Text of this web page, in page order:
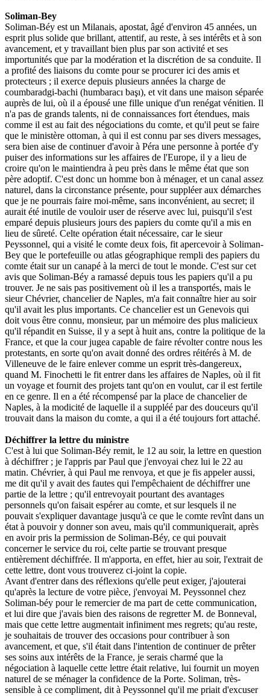
Soliman-Bey
Soliman-Béy est un Milanais, apostat, âgé d'environ 45 années, un
esprit plus solide que brillant, attentif, au reste, à ses intérêts et à son
avancement, et y travaillant bien plus par son activité et ses
importunités que par la modération et la discrétion de sa conduite. Il
a profité des liaisons du comte pour se procurer ici des amis et
protecteurs ; il exerce depuis plusieurs années la charge de
coumbaradgi-bachi (humbaracı başı), et vit dans une maison séparée
auprès de lui, où il a épousé une fille unique d'un renégat vénitien. Il
n'a pas de grands talents, ni de connaissances fort étendues, mais
comme il est au fait des négociations du comte, et qu'il peut se faire
que le ministère ottoman, à qui il est connu par ses divers messages,
sera bien aise de continuer d'avoir à Péra une personne à portée d'y
puiser des informations sur les affaires de l'Europe, il y a lieu de
croire qu'on le maintiendra à peu près dans le même état que son
père adoptif. C'est donc un homme bon à ménager, et un canal assez
naturel, dans la circonstance présente, pour suppléer aux démarches
que je ne pourrais faire moi-même, sans inconvénient, au secret; il
aurait été inutile de vouloir user de réserve avec lui, puisqu'il s'est
emparé depuis plusieurs jours des papiers du comte qu'il a mis en
lieu de sûreté. Celte opération était nécessaire, car le sieur
Peyssonnel, qui a visité le comte deux fois, fit apercevoir à Soliman-
Bey que le portefeuille ou atlas géographique rempli des papiers du
comte était sur un canapé à la merci de tout le monde. C'est sur cet
avis que Soliman-Béy a ramassé depuis tous les papiers qu'il a pu
trouver. Je ne sais pas positivement où il les a transportés, mais le
sieur Chévrier, chancelier de Naples, m'a fait connaître hier au soir
qu'il avait les plus importants. Ce chancelier est un Genevois qui
doit vous être connu, monsieur, par un mémoire des plus malicieux
qu'il répandit en Suisse, il y a sept à huit ans, contre la politique de la
France, et que la cour jugea capable de faire révolter contre nous les
protestants, en sorte qu'on avait donné des ordres réitérés à M. de
Villeneuve de le faire enlever comme un esprit très-dangereux,
quand M. Finochetti le fit entrer dans les affaires de Naples, où il fit
un voyage et fournit des projets tant qu'on en voulut, car il est fertile
en ce genre. Il en a été récompensé par la place de chancelier de
Naples, à la modicité de laquelle il a suppléé par des douceurs qu'il
trouvait dans la maison du comte, a qui il a été toujours fort attaché.
Déchiffrer la lettre du ministre
C'est à lui que Soliman-Béy remit, le 12 au soir, la lettre en question
à déchiffrer ; je l'appris par Paul que j'envoyai chez lui le 22 au
matin. Chévrier, à qui Paul me renvoya, et que je fis appeler aussi,
me dit qu'il y avait des fautes qui l'empêchaient de déchiffrer une
partie de la lettre ; qu'il entrevoyait pourtant des avantages
personnels qu'on faisait espérer au comte, et sur lesquels il ne
pouvait s'expliquer davantage jusqu'à ce que le comte revînt dans un
état à pouvoir y donner son aveu, mais qu'il communiquerait, après
en avoir pris la permission de Soliman-Béy, ce qui pouvait
concerner le service du roi, celte partie se trouvant presque
entièrement déchiffrée. Il m'apporta, en effet, hier au soir, l'extrait de
cette lettre, dont vous trouverez ci-joint la copie.
Avant d'entrer dans des réflexions qu'elle peut exiger, j'ajouterai
qu'après la lecture de votre pièce, j'envoyai M. Peyssonnel chez
Soliman-béy pour le remercier de ma part de cette communication,
et lui dire que j'avais bien des raisons de regretter M. de Bonneval,
mais que cette lettre augmentait infiniment mes regrets; qu'au reste,
je souhaitais de trouver des occasions pour contribuer à son
avancement, et que, s'il était dans l'intention de continuer de prêter
ses soins aux intérêts de la France, je serais charmé que la
négociation à laquelle cette lettre était relative, lui fournit un moyen
naturel de se ménager la confidence de la Porte. Soliman, très-
sensible à ce compliment, dit à Peyssonnel qu'il me priait d'excuser